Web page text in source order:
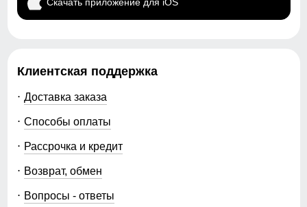
Скачать приложение для iOS
Клиентская поддержка
Доставка заказа
Способы оплаты
Рассрочка и кредит
Возврат, обмен
Вопросы - ответы